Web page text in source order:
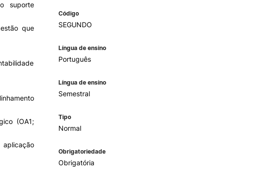
suporte
que
(OA1;
Código
SEGUNDO
Língua de ensino
Português
Língua de ensino
Semestral
Tipo
Normal
Obrigatoriedade
Obrigatória